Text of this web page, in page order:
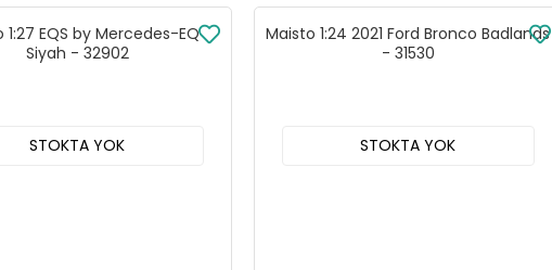
1:27 EQS by Mercedes-EQ
Siyah - 32902
STOKTA YOK
Maisto 1:24 2021 Ford Bronco Badlands
- 31530
STOKTA YOK